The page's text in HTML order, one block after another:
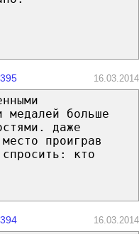
16.03.2014
медалей больше
даже
проиграв
кто
16.03.2014